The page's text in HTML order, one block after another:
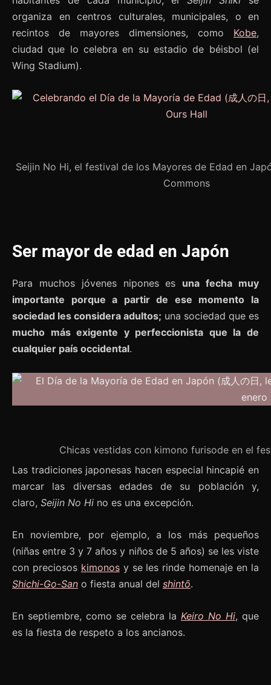
organiza en centros culturales, municipales, o en
recintos de mayores dimensiones, como Kobe,
ciudad que lo celebra en su estadio de béisbol (el
Wing Stadium).
Seijin No Hi, el festival de los Mayores de Edad en
Commons
Ser mayor de edad en Japón
Para muchos jóvenes nipones es una fecha muy
importante porque a partir de ese momento la
sociedad les considera adultos; una sociedad que es
mucho más exigente y perfeccionista que la de
cualquier país occidental.
Chicas vestidas con kimono furisode en el
Las tradiciones japonesas hacen especial hincapié en
marcar las diversas edades de su población y,
claro, Seijin No Hi no es una excepción.
En noviembre, por ejemplo, a los más pequeños
(niñas entre 3 y 7 años y niños de 5 años) se les viste
con preciosos kimonosy se les rinde homenaje en la
Shichi-Go-San o fiesta anual del shintō.
En septiembre, como se celebra la Keiro No Hi, que
es la fiesta de respeto a los ancianos.